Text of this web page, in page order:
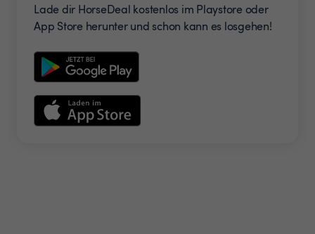
Lade dir HorseDeal kostenlos im Playstore oder
App Store herunter und schon kann es losgehen!